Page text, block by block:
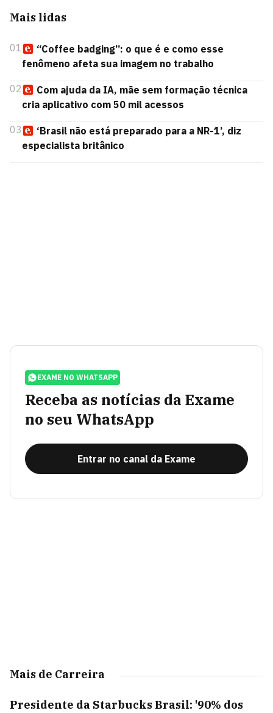
Mais lidas
01
“Coffee badging”: o que é e como esse
fenômeno afeta sua imagem no trabalho
02
Com ajuda da IA, mãe sem formação técnica
cria aplicativo com 50 mil acessos
03
‘Brasil não está preparado para a NR-1’, diz
especialista britânico
EXAME NO WHATSAPP
Receba as notícias da Exame
no seu WhatsApp
Entrar no canal da Exame
Mais de Carreira
Presidente da Starbucks Brasil: '90% dos